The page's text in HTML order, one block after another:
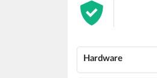
Hardware